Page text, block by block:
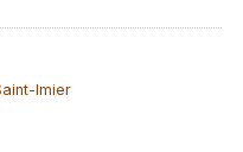
Imier